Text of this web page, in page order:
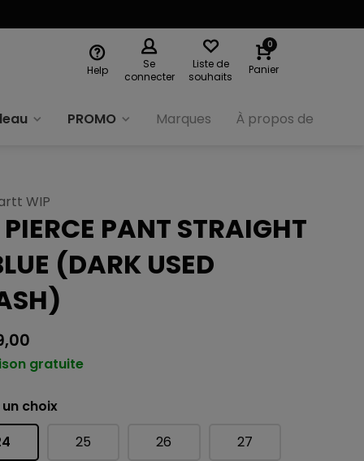
Help
Se
connecter
Liste de
souhaits
0
Panier
PROMO Marques À propos de nous
WIP
PANT STRAIGHT
(DARK USED
gratuite
choix
25 26 27